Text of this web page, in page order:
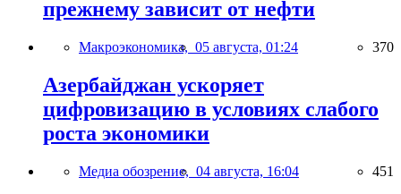
прежнему зависит от нефти
Макроэкономика, 05 августа, 01:24 370
Азербайджан ускоряет
цифровизацию в условиях слабого
роста экономики
Медиа обозрение, 04 августа, 16:04 451